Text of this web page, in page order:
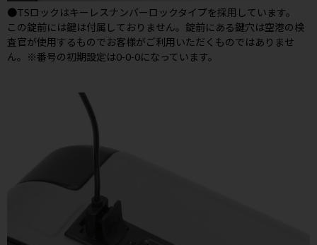
●TSロックはキーレスナンバーロックタイプを採用しています。
この錠前には鍵は付属しておりません。錠前にある鍵穴は空港の検
査官が使用するものでお客様がご利用いただくものではありませ
ん。※番号の初期設定は0-0-0になっています。